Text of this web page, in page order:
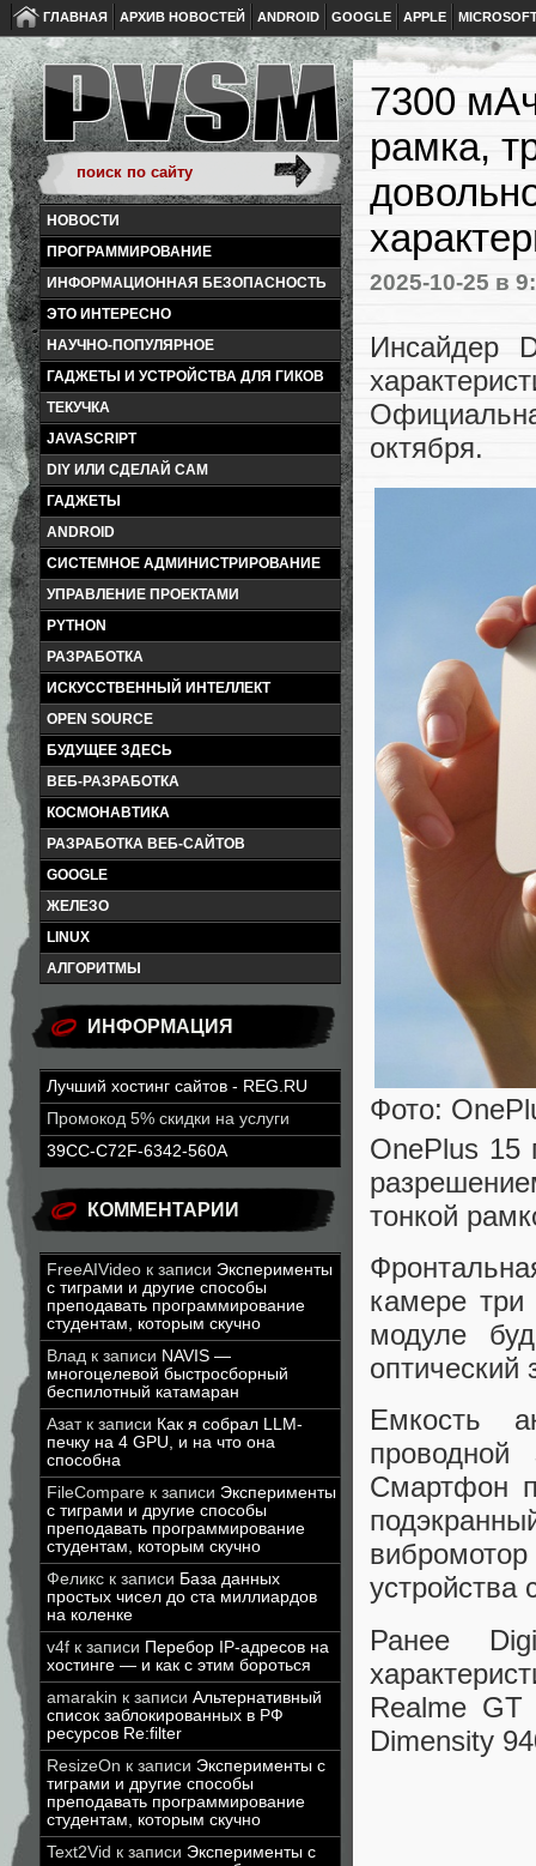
ГЛАВНАЯ АРХИВ НОВОСТЕЙ ANDROID GOOGLE APPLE
НОВОСТИ
ПРОГРАММИРОВАНИЕ
ИНФОРМАЦИОННАЯ БЕЗОПАСНОСТЬ
ЭТО ИНТЕРЕСНО
НАУЧНО-ПОПУЛЯРНОЕ
ГАДЖЕТЫ И УСТРОЙСТВА ДЛЯ ГИКОВ
ТЕКУЧКА
JAVASCRIPT
DIY ИЛИ СДЕЛАЙ САМ
ГАДЖЕТЫ
ANDROID
СИСТЕМНОЕ АДМИНИСТРИРОВАНИЕ
УПРАВЛЕНИЕ ПРОЕКТАМИ
PYTHON
РАЗРАБОТКА
ИСКУССТВЕННЫЙ ИНТЕЛЛЕКТ
OPEN SOURCE
БУДУЩЕЕ ЗДЕСЬ
ВЕБ-РАЗРАБОТКА
КОСМОНАВТИКА
РАЗРАБОТКА ВЕБ-САЙТОВ
GOOGLE
ЖЕЛЕЗО
LINUX
АЛГОРИТМЫ
ИНФОРМАЦИЯ
Лучший хостинг сайтов - REG.RU
Промокод 5% скидки на услуги
39CC-C72F-6342-560A
КОММЕНТАРИИ
FreeAIVideo к записи Эксперименты
с тиграми и другие способы
преподавать программирование
студентам, которым скучно
Влад к записи NAVIS —
многоцелевой быстросборный
беспилотный катамаран
Азатк записи Как я собрал LLM-
печку на 4 GPU, и на что она
способна
FileCompare к записи Эксперименты
с тиграми и другие способы
преподавать программирование
студентам, которым скучно
Феликс к записи База данных
простых чисел до ста миллиардов
на коленке
v4f к записи Перебор IP-адресов на
хостинге — и как с этим бороться
amarakin к записи Альтернативный
список заблокированных в РФ
ресурсов Re:filter
ResizeOn к записи Эксперименты с
тиграми и другие способы
преподавать программирование
студентам, которым скучно
Text2Vid к записи Эксперименты с
7300
рамка,
2025-10-25 в
Инсайдер
октября.
Фото:
OnePlus 15
тонкой
камере три
модуле
оптический
Емкость
Смартфон
Ранее
Realme
Dimensity